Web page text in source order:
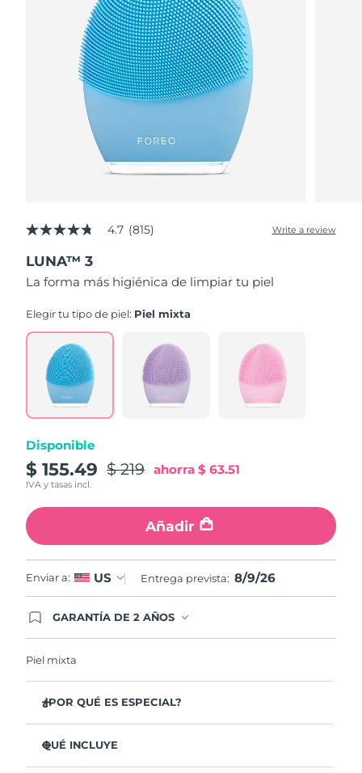
4.7
of
5
stars,
rating
Read
Reviews.
Same
page
link.
4.7 (815) Write a review
LUNA™ 3
La forma más higiénica de limpiar tu piel
Elegir tu tipo de piel: Piel mixta
Disponible
$ 155.49 $ 219 ahorra$ 63.51
IVA y tasas incl.
Añadir
Enviar a: US Entrega prevista: 8/9/26
GARANTÍA DE 2 AÑOS
de tener algún problema durante los 2 años
producto sin cargo alguno.
Piel mixta
¿POR QUÉ ES ESPECIAL?
maquillaje de la piel. Clínicamente probado.
Elimina las impurezas que se acumulan en los poros,
QUÉ INCLUYE